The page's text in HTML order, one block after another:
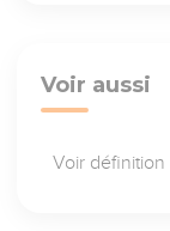
Voir aussi
Voir définition